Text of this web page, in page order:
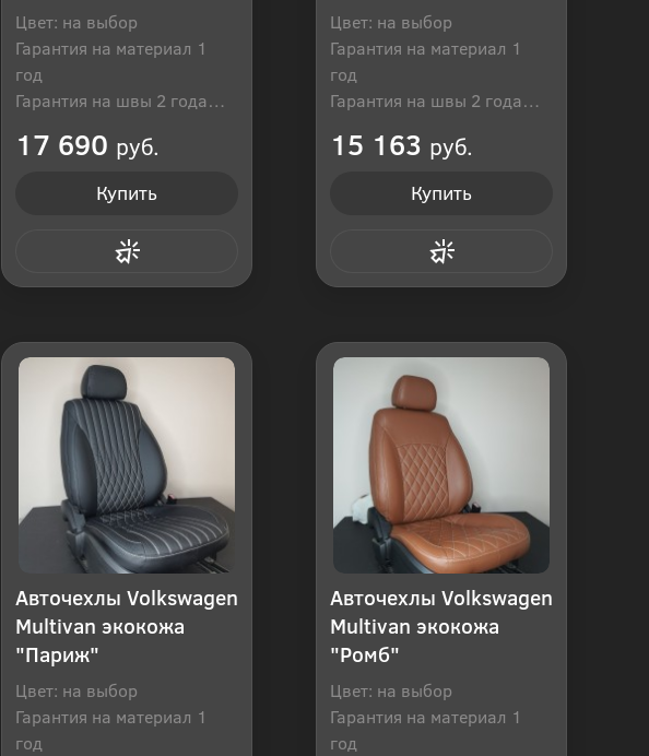
Цвет: на выбор
Гарантия на материал 1
год
Гарантия на швы 2 года
17 690 руб.
Купить
Цвет: на выбор
Гарантия на материал 1
год
Гарантия на швы 2 года
15 163 руб.
Купить
Авточехлы Volkswagen
Multivan экокожа
"Париж"
Цвет: на выбор
Гарантия на материал 1
год
Авточехлы Volkswagen
Multivan экокожа
"Ромб"
Цвет: на выбор
Гарантия на материал 1
год